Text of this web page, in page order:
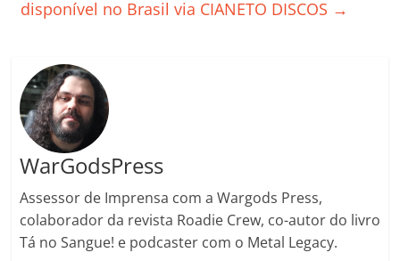
o
disponível no Brasil via CIANETO DISCOS →
WarGodsPress
Assessor de Imprensa com a Wargods Press,
colaborador da revista Roadie Crew, co-autor do livro
Tá no Sangue! e podcaster com o Metal Legacy.